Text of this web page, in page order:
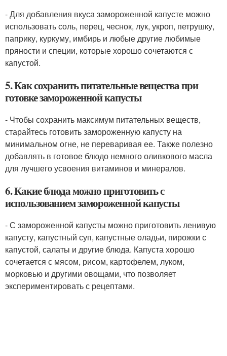
- Для добавления вкуса замороженной капусте можно
использовать соль, перец, чеснок, лук, укроп, петрушку,
паприку, куркуму, имбирь и любые другие любимые
пряности и специи, которые хорошо сочетаются с
капустой.
5. Как сохранить питательные вещества при
готовке замороженной капусты
- Чтобы сохранить максимум питательных веществ,
старайтесь готовить замороженную капусту на
минимальном огне, не переваривая ее. Также полезно
добавлять в готовое блюдо немного оливкового масла
для лучшего усвоения витаминов и минералов.
6. Какие блюда можно приготовить с
использованием замороженной капусты
- С замороженной капусты можно приготовить ленивую
капусту, капустный суп, капустные оладьи, пирожки с
капустой, салаты и другие блюда. Капуста хорошо
сочетается с мясом, рисом, картофелем, луком,
морковью и другими овощами, что позволяет
экспериментировать с рецептами.